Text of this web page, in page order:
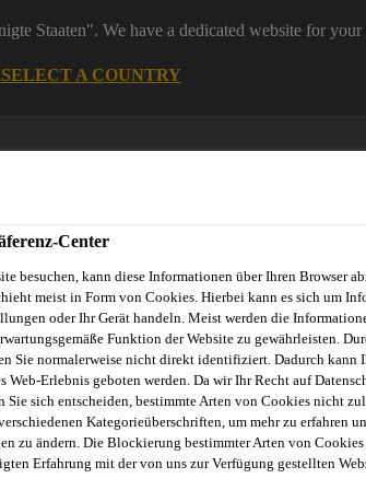
Staaten". We have a dedicated website for your
SELECT A COUNTRY
News Sika Brands
Center
besuchen, kann diese Informationen über Ihren Browser
meist in Form von Cookies. Hierbei kann es sich um
oder Ihr Gerät handeln. Meist werden die
Funktion der Website zu gewährleisten.
Sie normalerweise nicht direkt identifiziert. Dadurch kann
Web-Erlebnis geboten werden. Da wir Ihr Recht auf
Sie sich entscheiden, bestimmte Arten von Cookies nicht
Kategorieüberschriften, um mehr zu erfahren
zu ändern. Die Blockierung bestimmter Arten von
Erfahrung mit der von uns zur Verfügung gestellten